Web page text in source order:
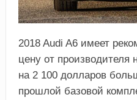
2018 Audi A6 имеет
цену от производителя
на 2 100 долларов
прошлой базовой